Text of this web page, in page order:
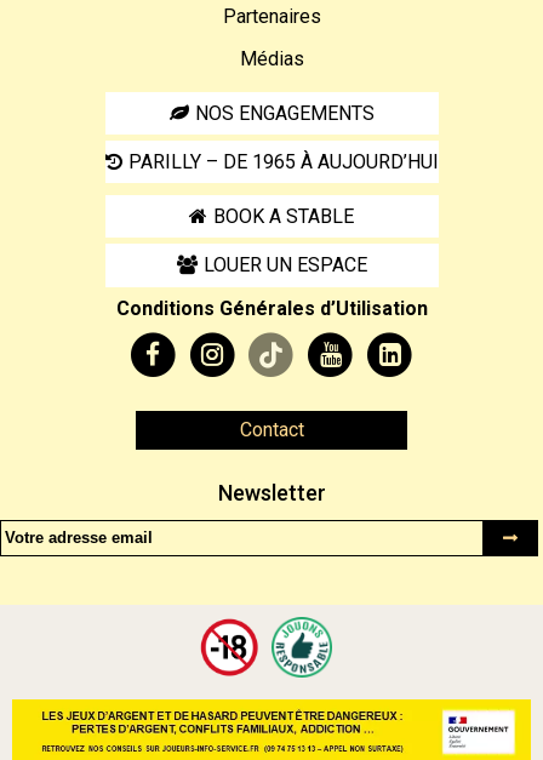
Partenaires
Médias
NOS ENGAGEMENTS
PARILLY – DE 1965 À AUJOURD’HUI
BOOK A STABLE
LOUER UN ESPACE
Conditions Générales d’Utilisation
Contact
Newsletter